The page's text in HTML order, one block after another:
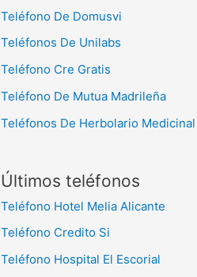
Teléfono De Domusvi
Teléfonos De Unilabs
Teléfono Cre Gratis
Teléfono De Mutua Madrileña
Teléfonos De Herbolario Medicinal
Últimos teléfonos
Teléfono Hotel Melia Alicante
Teléfono Credito Si
Teléfono Hospital El Escorial